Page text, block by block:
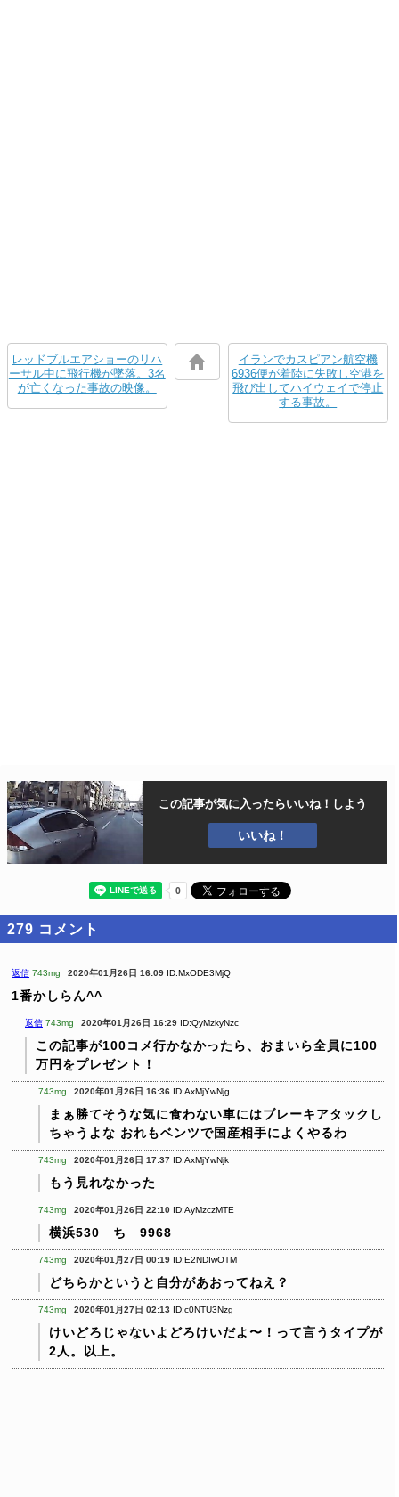
レッドブルエアショーのリハ
ーサル中に飛行機が墜落。3名
が亡くなった事故の映像。
イランでカスピアン航空機
6936便が着陸に失敗し空港を
飛び出してハイウェイで停止
する事故。
この記事が気に入ったらいいね！しよう
いいね！
279 コメント
返信 743mg 2020年01月26日 16:09 ID:MxODE3MjQ
1番かしらん^^
返信 743mg 2020年01月26日 16:29 ID:QyMzkyNzc
この記事が100コメ行かなかったら、おまいら全員に100
万円をプレゼント！
743mg 2020年01月26日 16:36 ID:AxMjYwNjg
まぁ勝てそうな気に食わない車にはブレーキアタックし
ちゃうよな おれもベンツで国産相手によくやるわ
743mg 2020年01月26日 17:37 ID:AxMjYwNjk
もう見れなかった
743mg 2020年01月26日 22:10 ID:AyMzczMTE
横浜530 ち 9968
743mg 2020年01月27日 00:19 ID:E2NDIwOTM
どちらかというと自分があおってねえ？
743mg 2020年01月27日 02:13 ID:c0NTU3Nzg
けいどろじゃないよどろけいだよ〜！って言うタイプが
2人。以上。